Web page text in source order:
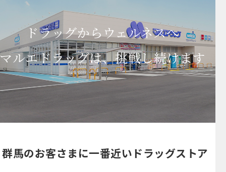
ドラッグからウェルネスへ
マルエドラッグは、挑戦し続けます
群馬のお客さまに一番近いドラッグストア